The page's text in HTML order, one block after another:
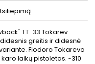
TT-33 Tokarev
greitis ir didesnė
Fiodoro Tokarevo
laikų pistoletas. ~310